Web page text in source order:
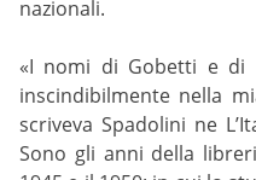
nazionali.
«I nomi di Gobetti e di
inscindibilmente nella
scriveva Spadolini ne
Sono gli anni della